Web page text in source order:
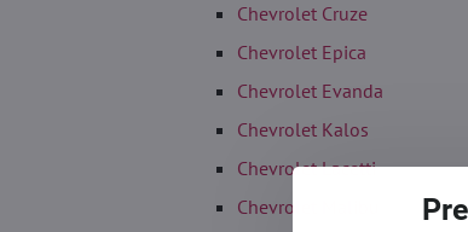
Chevrolet Cruze
Chevrolet Epica
Chevrolet Evanda
Chevrolet Kalos
Chevrolet Lacetti
Chevrolet Malibu